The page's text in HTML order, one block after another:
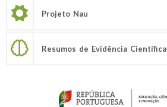
Projeto Nau
Resumos de Evidência Científica